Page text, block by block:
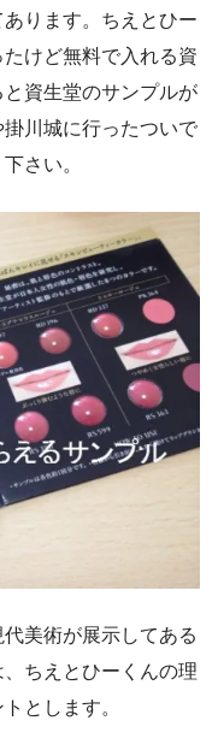
ります。ちえとひー
けど無料で入れる資
資生堂のサンプルが
川城に行ったついで
さい。
美術が展示してある
ちえとひーくんの理
とします。